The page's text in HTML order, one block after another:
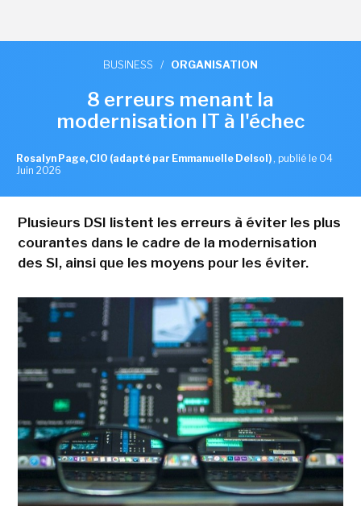
BUSINESS / ORGANISATION
8 erreurs menant la
modernisation IT à l'échec
Rosalyn Page, CIO (adapté par Emmanuelle Delsol) , publié le 04
Juin 2026
Plusieurs DSI listent les erreurs à éviter les plus
courantes dans le cadre de la modernisation
des SI, ainsi que les moyens pour les éviter.